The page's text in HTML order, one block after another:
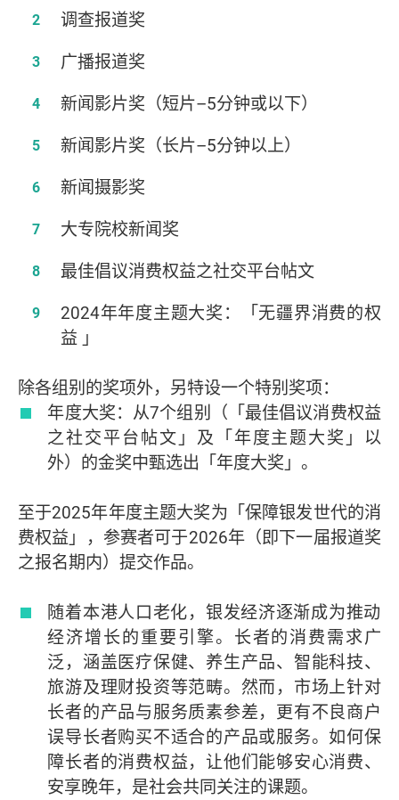
调查报道奖
广播报道奖
新闻影片奖（短片–5分钟或以下）
新闻影片奖（长片–5分钟以上）
新闻摄影奖
大专院校新闻奖
最佳倡议消费权益之社交平台帖文
2024年年度主题大奖：「无疆界消费的权
益 」
除各组别的奖项外，另特设一个特别奖项：
年度大奖：从7个组别（「最佳倡议消费权益
之社交平台帖文」及「年度主题大奖」以
外）的金奖中甄选出「年度大奖」。
至于2025年年度主题大奖为「保障银发世代的消
费权益」，参赛者可于2026年（即下一届报道奖
之报名期内）提交作品。
随着本港人口老化，银发经济逐渐成为推动
经济增长的重要引擎。长者的消费需求广
泛，涵盖医疗保健、养生产品、智能科技、
旅游及理财投资等范畴。然而，市场上针对
长者的产品与服务质素参差，更有不良商户
误导长者购买不适合的产品或服务。如何保
障长者的消费权益，让他们能够安心消费、
安享晚年，是社会共同关注的课题。